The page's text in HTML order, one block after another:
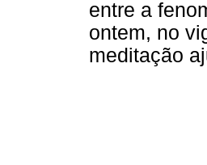
entre a
ontem, no
meditação